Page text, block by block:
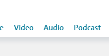
Video Audio Podcast